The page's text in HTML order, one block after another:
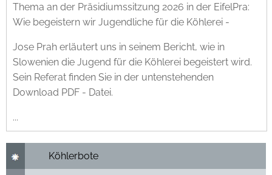
Thema an der Präsidiumssitzung 2026 in der EifelPra:
Wie begeistern wir Jugendliche für die Köhlerei -
Jose Prah erläutert uns in seinem Bericht, wie in
Slowenien die Jugend für die Köhlerei begeistert wird.
Sein Referat finden Sie in der untenstehenden
Download PDF - Datei.
...
Köhlerbote